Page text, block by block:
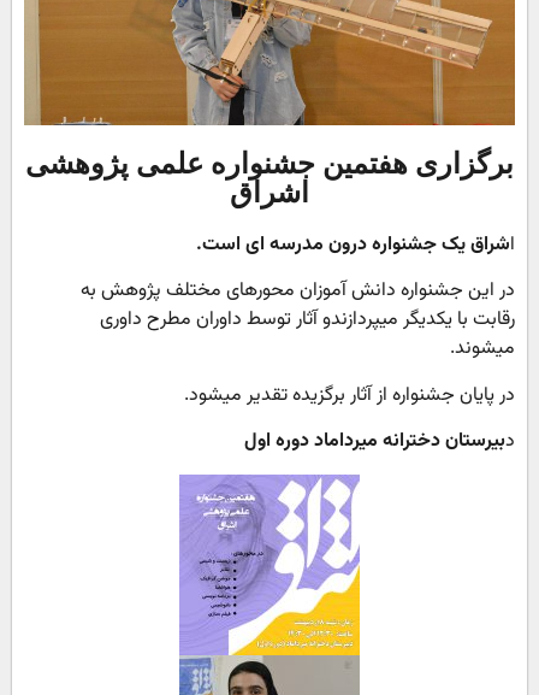
برگزاری هفتمین جشنواره علمی پژوهشی
اشراق
اشراق یک جشنواره درون مدرسه ای است.
در این جشنواره دانش آموزان محورهای مختلف پژوهش به
رقابت با یکدیگر میپردازندو آثار توسط داوران مطرح داوری
میشوند.
در پایان جشنواره از آثار برگزیده تقدیر میشود.
دبیرستان دخترانه میرداماد دوره اول